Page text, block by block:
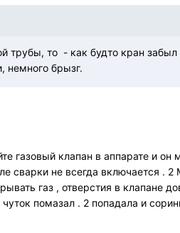
трубы, то - как будто кран
немного брызг.
газовый клапан в аппарате и он
сварки не всегда включается .
газ , отверстия в клапане
чуток помазал . 2 попадала и